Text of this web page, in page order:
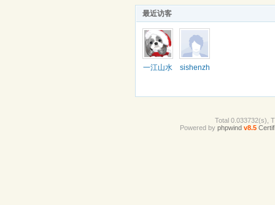
最近访客
一江山水
sishenzh
Total 0.033732(s),
Powered by phpwind v8.5